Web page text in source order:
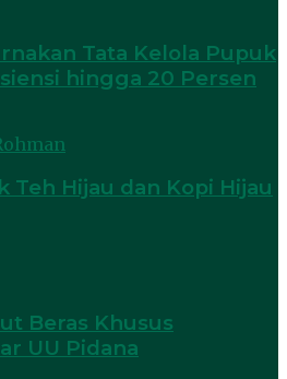
Tata Kelola Pupuk
hingga 20 Persen
Teh Hijau dan Kopi Hijau
Beras Khusus
UU Pidana